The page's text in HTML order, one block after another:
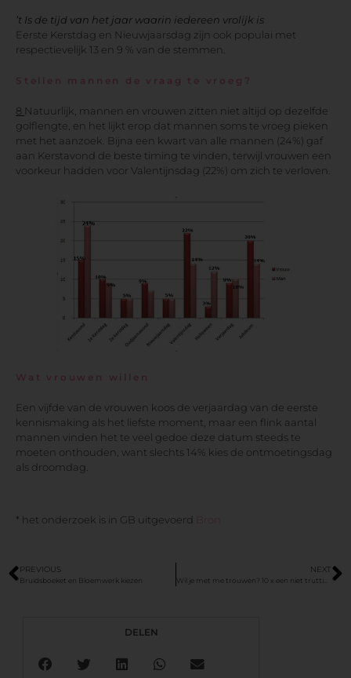
DELEN
’t Is de tijd van het jaar waarin iedereen vrolijk is
Eerste Kerstdag en Nieuwjaarsdag zijn ook populai met
respectievelijk 13 en 9 % van de stemmen.
Stellen mannen de vraag te vroeg?
8 Natuurlijk, mannen en vrouwen zitten niet altijd op dezelfde
golflengte, en het lijkt erop dat mannen soms te vroeg pieken
met het aanzoek. Bijna een kwart van alle mannen (24%) gaf
aan Kerstavond de beste timing te vinden, terwijl vrouwen een
voorkeur hadden voor Valentijnsdag (22%) om zich te verloven.
Wat vrouwen willen
Een vijfde van de vrouwen koos de verjaardag van de eerste
kennismaking als het liefste moment, maar een flink aantal
mannen vinden het te veel gedoe deze datum steeds te
moeten onthouden, want slechts 14% kies de ontmoetingsdag
als droomdag.
* het onderzoek is in GB uitgevoerd
PREVIOUS
Bruidsboeket en Bloemwerk kiezen
NEXT